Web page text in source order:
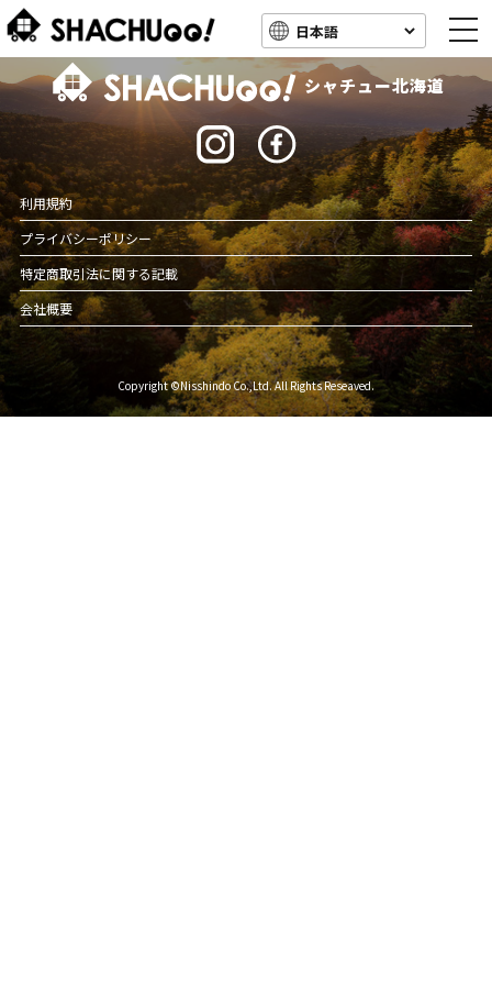
北海道キャンピングカー車中泊スポット情報
シャチュー北海道
利用規約
プライバシーポリシー
特定商取引法に関する記載
会社概要
Copyright ©Nisshindo Co.,Ltd. All Rights Reseaved.